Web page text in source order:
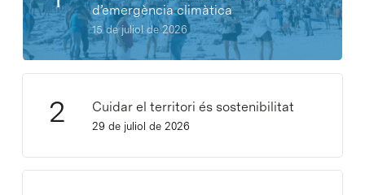
d’emergència climàtica
15 de juliol de 2026
Cuidar el territori és sostenibilitat
29 de juliol de 2026